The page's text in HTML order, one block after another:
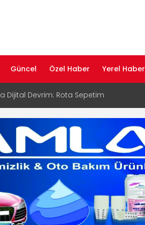
Güncel Özel Haber Yerel Haber
Dijital Devrim: Rota Sepetim
Bölge Müdürü Makam Koltuğunu
Rehberi ile Google ve Yapay Zeka
Öne Çıkın
Rehberi Hizmete Girdi
Yayın Hayatına Başladı | Hızlı ve Akıllı